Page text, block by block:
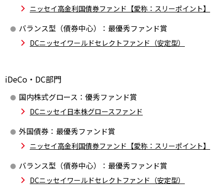
ニッセイ高金利国債券ファンド【愛称：スリーポイント】
バランス型（債券中心）：最優秀ファンド賞
DCニッセイワールドセレクトファンド（安定型）
iDeCo・DC部門
国内株式グロース：優秀ファンド賞
DCニッセイ日本株グロースファンド
外国債券：最優秀ファンド賞
ニッセイ高金利国債券ファンド【愛称：スリーポイント】
バランス型（債券中心）：最優秀ファンド賞
DCニッセイワールドセレクトファンド（安定型）